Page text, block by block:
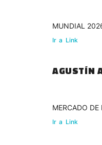
MUNDIAL
Ir a Link
AGUSTÍN
MERCADO DE
Ir a Link